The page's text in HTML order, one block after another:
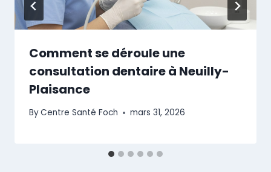
Comment se déroule une
consultation dentaire à Neuilly-
Plaisance
ByCentre Santé Foch mars 31, 2026